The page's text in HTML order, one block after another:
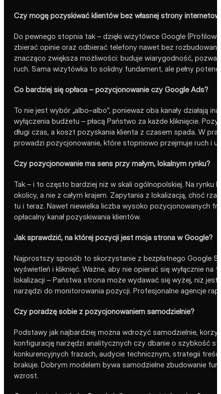
Czy mogę pozyskiwać klientów bez własnej strony
Do pewnego stopnia tak – dzięki wizytówce Google
zbierać opinie oraz odbierać telefony nawet bez
znacząco zwiększa możliwości: buduje wiarygodność,
ruch. Sama wizytówka to solidny fundament, ale pełny
Co bardziej się opłaca – pozycjonowanie czy Google Ads?
To nie jest wybór „albo–albo”, ponieważ oba kanały działają
wyłączenia budżetu – płacą Państwo za każde kliknięcie.
długi czas, a koszt pozyskania klienta z czasem spada. W
prowadzi pozycjonowanie, które stopniowo przejmuje ruch i
Czy pozycjonowanie ma sens przy małym, lokalnym rynku?
Tak – i to często bardziej niż w skali ogólnopolskiej. Na
okolicy, a nie z całym krajem. Zapytania z lokalizacją, choć
tu i teraz. Nawet niewielka liczba wysoko pozycjonowanych
opłacalny kanał pozyskiwania klientów.
Jak sprawdzić, na której pozycji jest moja strona w Google?
Najprostszy sposób to skorzystanie z bezpłatnego Google
wyświetleń i kliknięć. Ważne, aby nie opierać się wyłącznie
lokalizacji – Państwa strona może wydawać się wyżej, niż
narzędzi do monitorowania pozycji. Profesjonalne agencje
Czy poradzę sobie z pozycjonowaniem samodzielnie?
Podstawy jak najbardziej można wdrożyć samodzielnie,
konfigurację narzędzi analitycznych czy dbanie o szybkość
konkurencyjnych frazach, audycie technicznym, strategii
brakuje. Dobrym modelem bywa samodzielne zbudowanie
wzrost.